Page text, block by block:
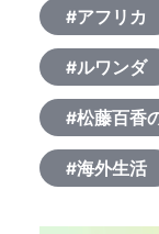
#アフリカ
#ルワンダ
#松藤百香
#海外生活